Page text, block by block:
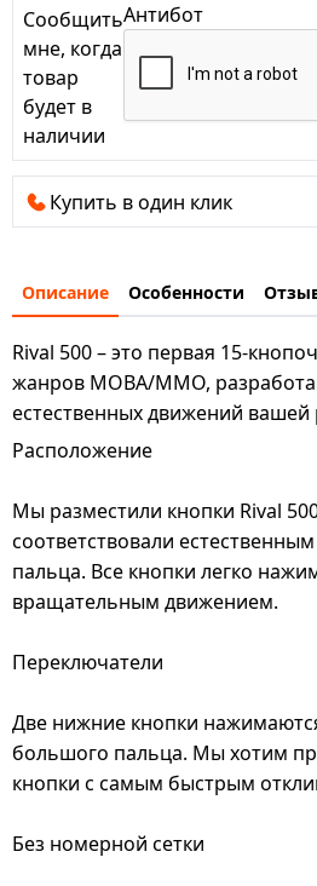
Сообщить
мне, когда
товар
будет в
наличии
Антибот
Купить в один клик
Описание Особенности
Rival 500 – это первая 15-
жанров MOBA/MMO,
естественных движений вашей
Расположение
Мы разместили кнопки Rival
соответствовали
пальца. Все кнопки легко
вращательным движением.
Переключатели
Две нижние кнопки
большого пальца. Мы хотим
кнопки с самым быстрым
Без номерной сетки